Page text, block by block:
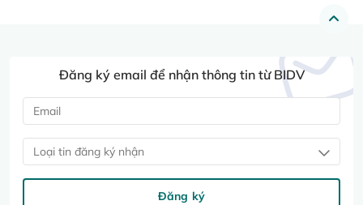
Đăng ký email để nhận thông tin từ BIDV
Loại tin đăng ký nhận
Đăng ký